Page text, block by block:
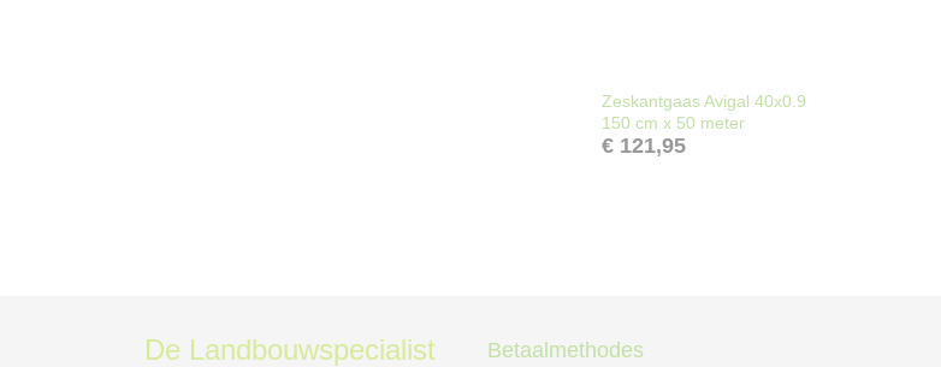
Zeskantgaas Avigal 40x0.9
150 cm x 50 meter
€ 121,95
De Landbouwspecialist Betaalmethodes